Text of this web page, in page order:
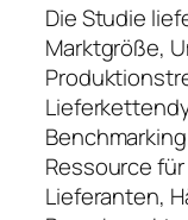
Die Studie
Marktgröße,
Ressource
Lieferanten,